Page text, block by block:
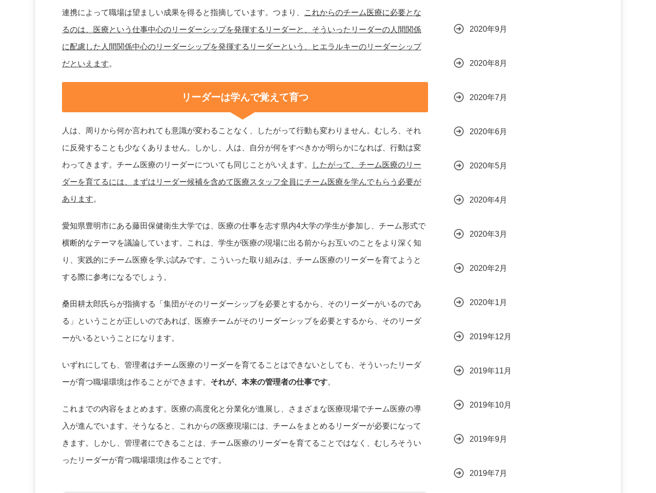
連携によって職場は望ましい成果を得ると指摘しています。つまり、 これからのチーム医療に必要とな
るのは、医療という仕事中心のリーダーシップを発揮するリーダーと、そういったリーダーの人間関係
に配慮した人間関係中心のリーダーシップを発揮するリーダーという、ヒエラルキーのリーダーシップ
だといえます。
リーダーは学んで覚えて育つ
人は、周りから何か言われても意識が変わることなく、したがって行動も変わりません。むしろ、それ
に反発することも少なくありません。しかし、人は、自分が何をすべきかが明らかになれば、行動は変
わってきます。チーム医療のリーダーについても同じことがいえます。 したがって、チーム医療のリー
ダーを育てるには、まずはリーダー候補を含めて医療スタッフ全員にチーム医療を学んでもらう必要が
あります。
愛知県豊明市にある藤田保健衛生大学では、医療の仕事を志す県内4大学の学生が参加し、チーム形式で
横断的なテーマを議論しています。これは、学生が医療の現場に出る前からお互いのことをより深く知
り、実践的にチーム医療を学ぶ試みです。こういった取り組みは、チーム医療のリーダーを育てようと
する際に参考になるでしょう。
桑田耕太郎氏らが指摘する「集団がそのリーダーシップを必要とするから、そのリーダーがいるのであ
る」ということが正しいのであれば、医療チームがそのリーダーシップを必要とするから、そのリーダ
ーがいるということになります。
いずれにしても、管理者はチーム医療のリーダーを育てることはできないとしても、そういったリーダ
ーが育つ職場環境は作ることができます。 それが、本来の管理者の仕事です。
これまでの内容をまとめます。医療の高度化と分業化が進展し、さまざまな医療現場でチーム医療の導
入が進んでいます。そうなると、これからの医療現場には、チームをまとめるリーダーが必要になって
きます。しかし、管理者にできることは、チーム医療のリーダーを育てることではなく、むしろそうい
ったリーダーが育つ職場環境は作ることです。
2020年9月
2020年8月
2020年7月
2020年6月
2020年5月
2020年4月
2020年3月
2020年2月
2020年1月
2019年12月
2019年11月
2019年10月
2019年9月
2019年7月